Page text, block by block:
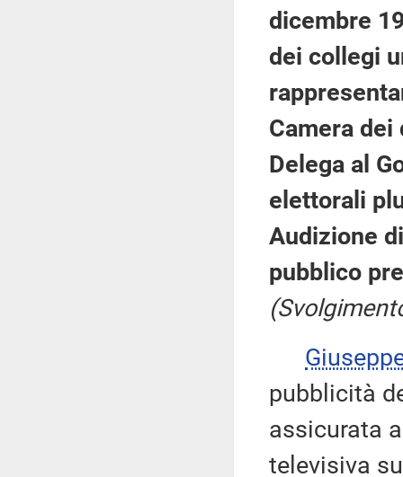
dicembre
dei collegi
Camera
Delega al
elettorali
Audizione
pubblico
pubblicità
assicurata
televisiva